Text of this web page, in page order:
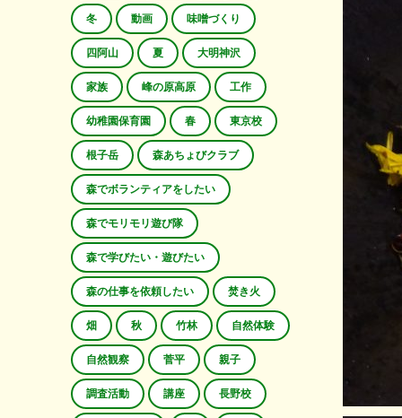
冬 動画 味噌づくり
四阿山 夏 大明神沢
家族 峰の原高原 工作
幼稚園保育園 春 東京校
根子岳 森あちょびクラブ
森でボランティアをしたい
森でモリモリ遊び隊
森で学びたい・遊びたい
森の仕事を依頼したい 焚き火
畑 秋 竹林 自然体験
自然観察 菅平 親子
調査活動 講座 長野校